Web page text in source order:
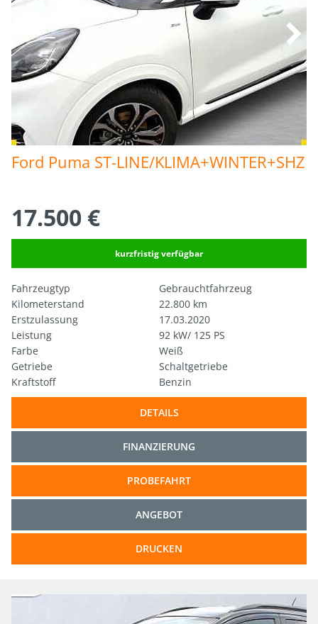
Ford Puma ST-LINE/KLIMA+WINTER+SHZ
17.500 €
kurzfristig verfügbar
Fahrzeugtyp
Gebrauchtfahrzeug
Kilometerstand
22.800 km
Erstzulassung
17.03.2020
Leistung
92 kW/ 125 PS
Farbe
Weiß
Getriebe
Schaltgetriebe
Kraftstoff
Benzin
DETAILS
FINANZIERUNG
PROBEFAHRT
ANGEBOT
DRUCKEN